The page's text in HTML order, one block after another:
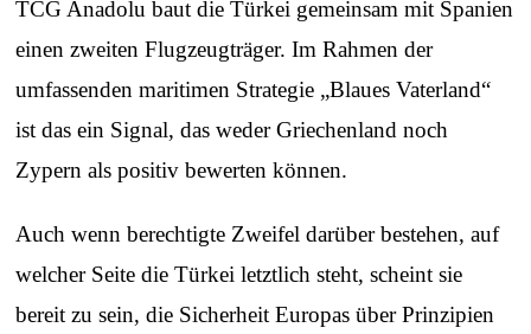
TCG Anadolu baut die Türkei gemeinsam mit Spanien
einen zweiten Flugzeugträger. Im Rahmen der
umfassenden maritimen Strategie „Blaues Vaterland“
ist das ein Signal, das weder Griechenland noch
Zypern als positiv bewerten können.
Auch wenn berechtigte Zweifel darüber bestehen, auf
welcher Seite die Türkei letztlich steht, scheint sie
bereit zu sein, die Sicherheit Europas über Prinzipien